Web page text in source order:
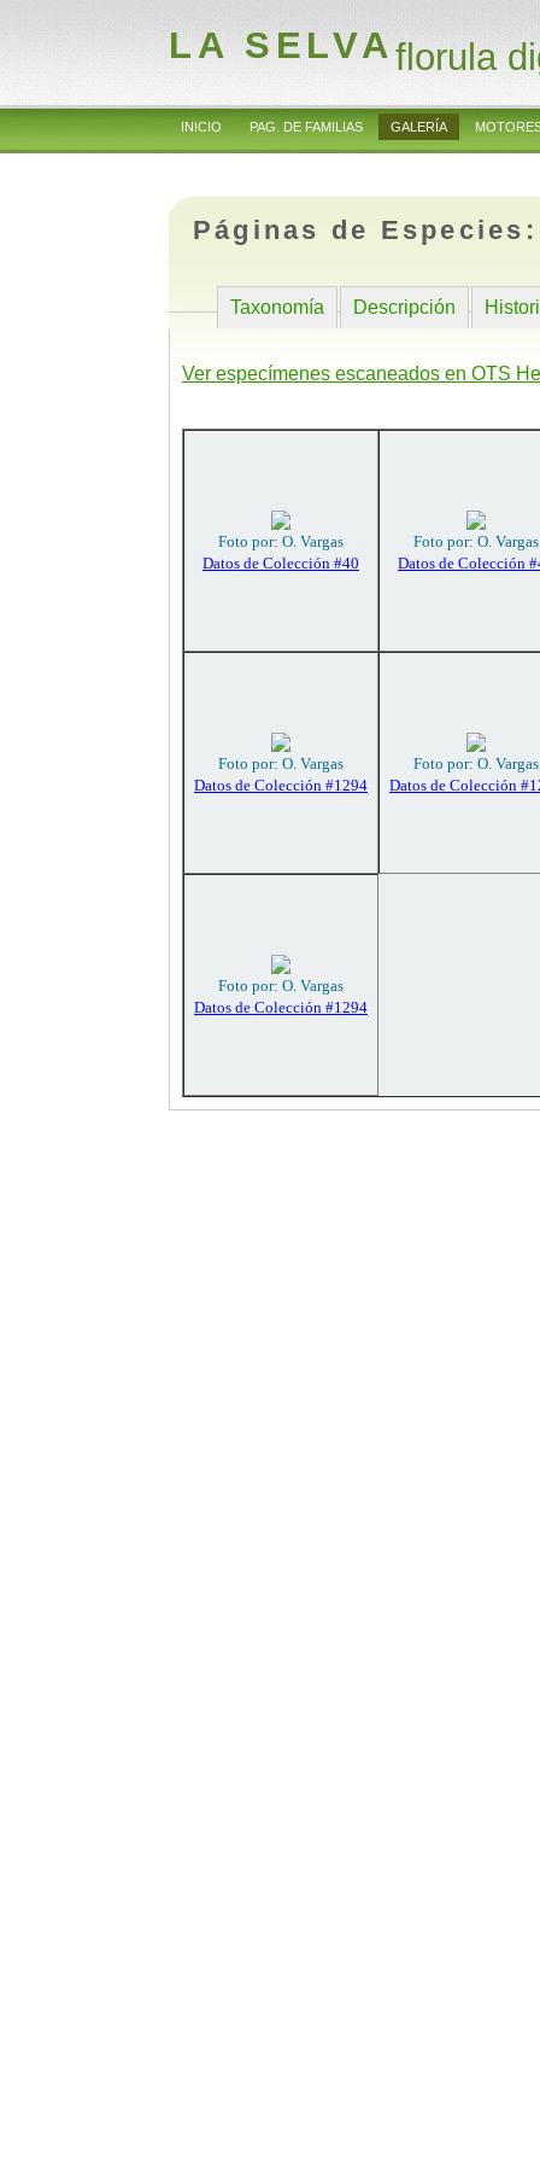
LA SELVAflorula
INICIO PAG. DE FAMILIAS GALERÍA
Páginas de
Taxonomía Descripción
Ver especímenes escaneados en OTS
Foto por: O. Vargas
Datos de Colección #40
Foto por: O. Vargas
Datos de Colección
Foto por: O. Vargas
Datos de Colección #1294
Foto por: O. Vargas
Datos de Colección
Foto por: O. Vargas
Datos de Colección #1294